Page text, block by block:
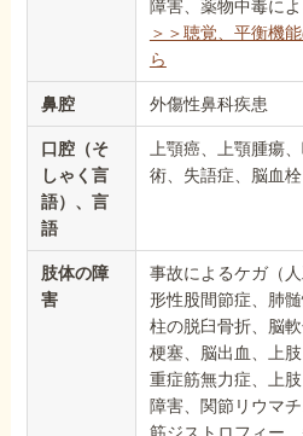
障害、薬物中毒に
＞＞聴覚、平衡機
ら
鼻腔 外傷性鼻科疾患
口腔（そ
しゃく言
語）、言
語
上顎癌、上顎腫瘍
術、失語症、脳血
肢体の障
害
事故によるケガ（
形性股間節症、肺
柱の脱臼骨折、脳
梗塞、脳出血、上
重症筋無力症、上
障害、関節リウマ